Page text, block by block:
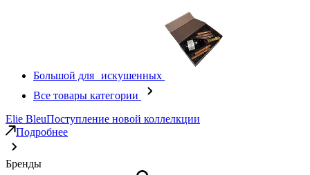
Большой для искушенных
Все товары категории
Elie BleuПоступление новой коллелкции
Подробнее
Бренды